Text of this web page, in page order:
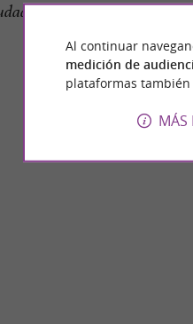
de momento...
Al continuar
medición de
plataformas también
MÁS